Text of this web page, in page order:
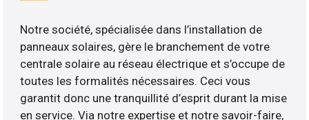
Notre société, spécialisée dans l’installation de
panneaux solaires, gère le branchement de votre
centrale solaire au réseau électrique et s’occupe de
toutes les formalités nécessaires. Ceci vous
garantit donc une tranquillité d’esprit durant la mise
en service. Via notre expertise et notre savoir-faire,